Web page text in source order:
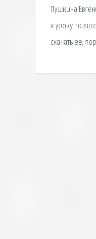
Пушкина
к уроку по
скачать ее,